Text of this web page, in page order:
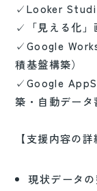
✓Looker
✓「見える化」
✓Google
積基盤構築）
✓Google
築・自動データ
【支援内容の詳
現状データ